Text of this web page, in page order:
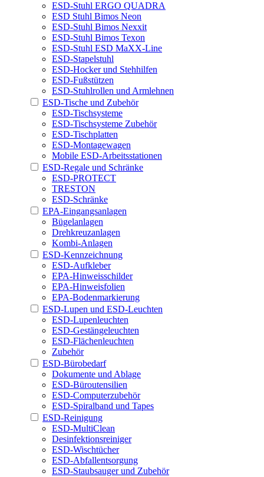
ESD-Stuhl ERGO QUADRA
ESD Stuhl Bimos Neon
ESD-Stuhl Bimos Nexxit
ESD-Stuhl Bimos Texon
ESD-Stuhl ESD MaXX-Line
ESD-Stapelstuhl
ESD-Hocker und Stehhilfen
ESD-Fußstützen
ESD-Stuhlrollen und Armlehnen
ESD-Tische und Zubehör
ESD-Tischsysteme
ESD-Tischsysteme Zubehör
ESD-Tischplatten
ESD-Montagewagen
Mobile ESD-Arbeitsstationen
ESD-Regale und Schränke
ESD-PROTECT
TRESTON
ESD-Schränke
EPA-Eingangsanlagen
Bügelanlagen
Drehkreuzanlagen
Kombi-Anlagen
ESD-Kennzeichnung
ESD-Aufkleber
EPA-Hinweisschilder
EPA-Hinweisfolien
EPA-Bodenmarkierung
ESD-Lupen und ESD-Leuchten
ESD-Lupenleuchten
ESD-Gestängeleuchten
ESD-Flächenleuchten
Zubehör
ESD-Bürobedarf
Dokumente und Ablage
ESD-Büroutensilien
ESD-Computerzubehör
ESD-Spiralband und Tapes
ESD-Reinigung
ESD-MultiClean
Desinfektionsreiniger
ESD-Wischtücher
ESD-Abfallentsorgung
ESD-Staubsauger und Zubehör